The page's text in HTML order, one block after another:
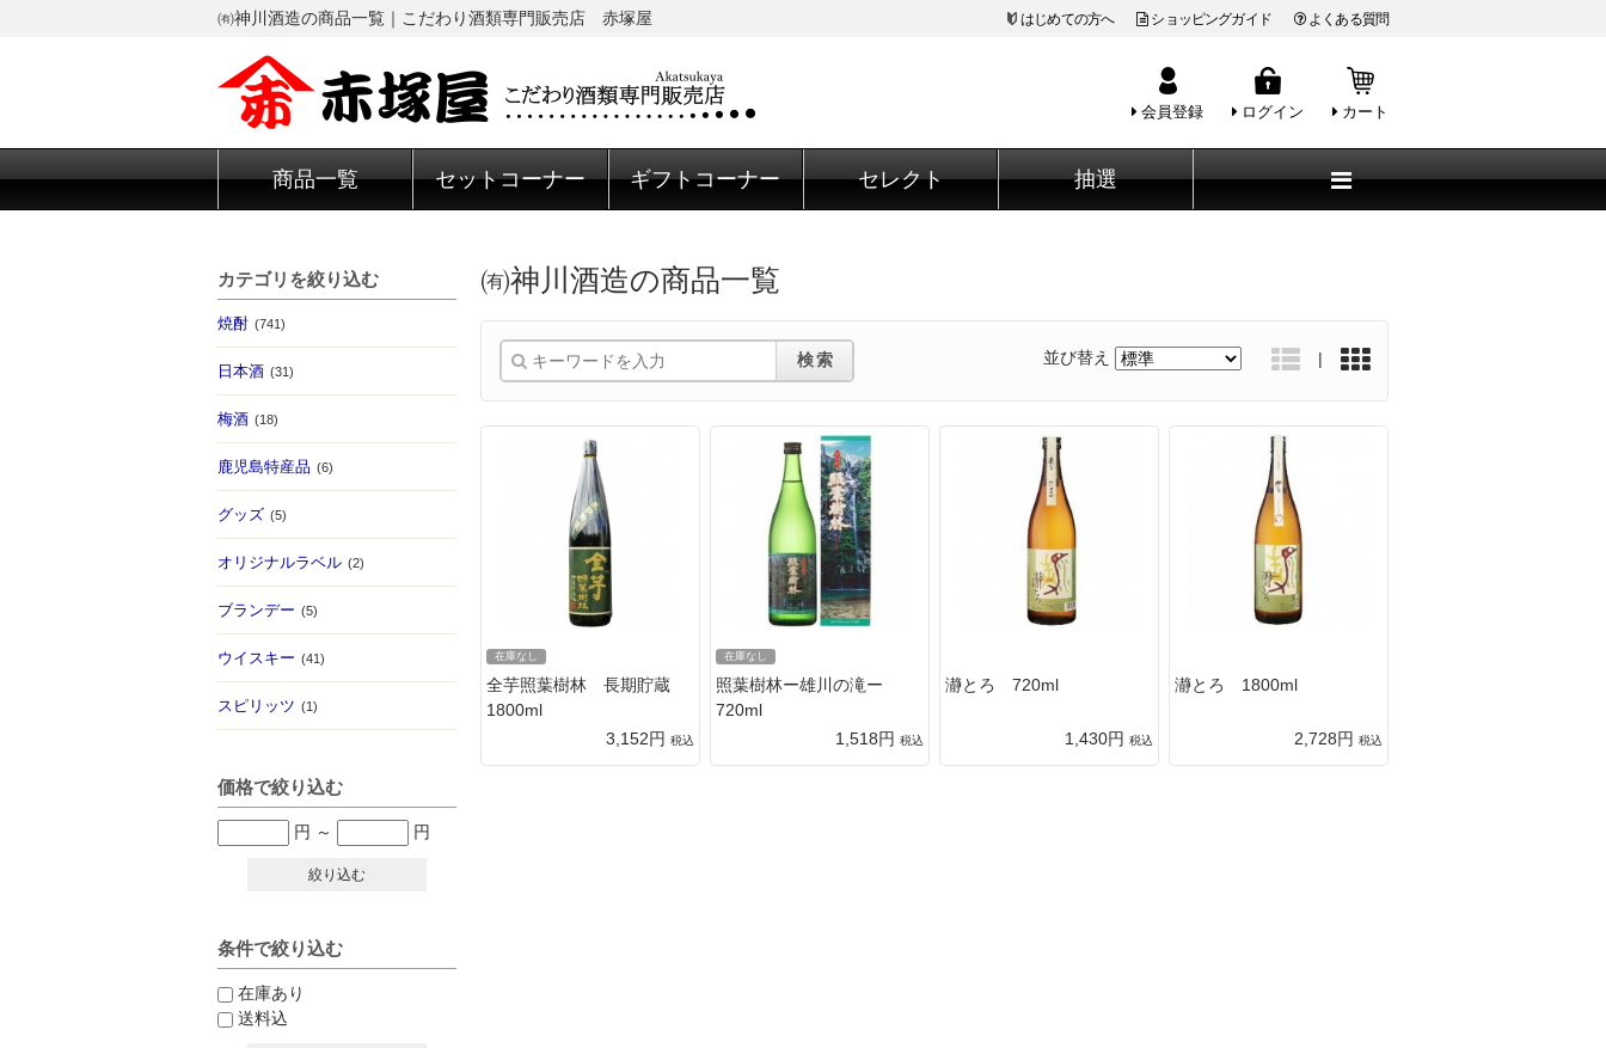
㈲神川酒造の商品一覧｜こだわり酒類専門販売店 赤塚屋 はじめての方へ ショッピングガイド よくある質問
会員登録 ログイン カート
商品一覧 セットコーナー ギフトコーナー セレクト 抽選
カテゴリを絞り込む
焼酎 (741)
日本酒 (31)
梅酒 (18)
鹿児島特産品 (6)
グッズ (5)
オリジナルラベル (2)
ブランデー (5)
ウイスキー (41)
スピリッツ (1)
価格で絞り込む
円 ～ 円
絞り込む
条件で絞り込む
在庫あり
送料込
㈲神川酒造の商品一覧
検索 並び替え
在庫なし
全芋照葉樹林 長期貯蔵
1800ml
3,152円 税込
在庫なし
照葉樹林ー雄川の滝ー
720ml
1,518円 税込
瀞とろ 720ml
1,430円 税込
瀞とろ 1800ml
2,728円 税込